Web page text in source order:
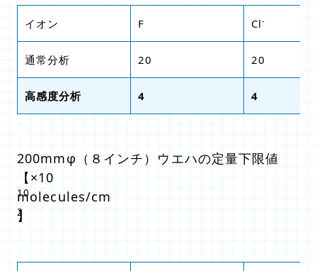
イオン F Cl-
通常分析 20 20
高感度分析 4 4
200mmφ（８インチ）ウエハの定量下限値
【×10
10
molecules/cm
2
】